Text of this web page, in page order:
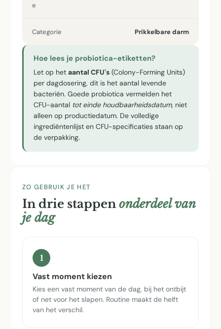
e
Categorie Prikkelbare darm
Hoe lees je probiotica-etiketten?
Let op het aantal CFU's (Colony-Forming Units)
per dagdosering, dit is het aantal levende
bacteriën. Goede probiotica vermelden het
CFU-aantal tot einde houdbaarheidsdatum, niet
alleen op productiedatum. De volledige
ingrediëntenlijst en CFU-specificaties staan op
de verpakking.
ZO GEBRUIK JE HET
In drie stappen onderdeel van
je dag
1
Vast moment kiezen
Kies een vast moment van de dag, bij het ontbijt
of net voor het slapen. Routine maakt de helft
van het verschil.